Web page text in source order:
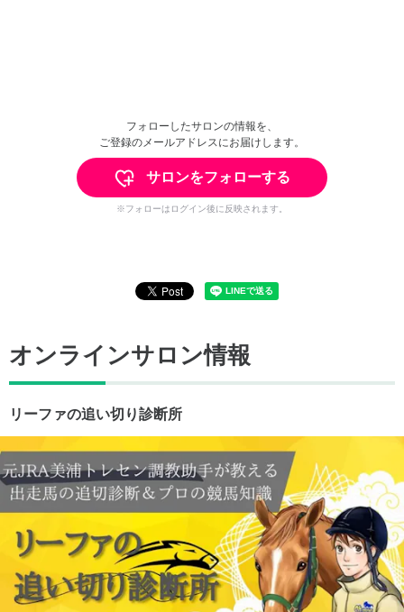
フォローしたサロンの情報を、
ご登録のメールアドレスにお届けします。
サロンをフォローする
※フォローはログイン後に反映されます。
オンラインサロン情報
リーファの追い切り診断所